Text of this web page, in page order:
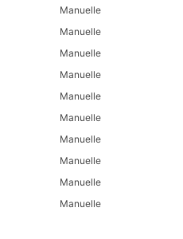
Manuelle
Manuelle
Manuelle
Manuelle
Manuelle
Manuelle
Manuelle
Manuelle
Manuelle
Manuelle